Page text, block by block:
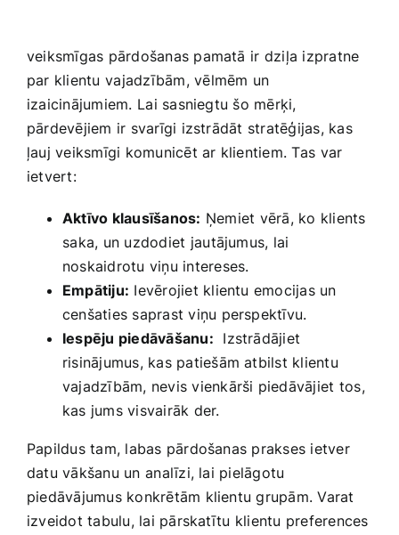
veiksmīgas pārdošanas pamatā‌ ir⁣ dziļa​ izpratne
par klientu ⁢vajadzībām, ⁤vēlmēm un
izaicinājumiem.⁣ Lai sasniegtu šo mērķi,⁣
pārdevējiem ir ‌svarīgi izstrādāt stratēģijas,‍ kas‍
ļauj veiksmīgi ‍komunicēt ar klientiem.​ Tas ⁣var
ietvert:
Aktīvo klausīšanos: Ņemiet⁣ vērā, ko klients
⁢saka, un ‌uzdodiet⁢ jautājumus, lai
noskaidrotu viņu intereses.
Empātiju: Ievērojiet klientu emocijas un
cenšaties saprast viņu perspektīvu.
Iespēju piedāvāšanu: ​ Izstrādājiet
risinājumus, kas patiešām atbilst klientu⁢
vajadzībām, nevis‌ vienkārši piedāvājiet⁤ tos,
kas jums visvairāk der.
Papildus tam, ‍labas pārdošanas prakses ietver
datu vākšanu un⁤ analīzi, lai pielāgotu
piedāvājumus konkrētām klientu grupām. Varat
izveidot tabulu,‍ lai pārskatītu⁤ klientu​ preferences